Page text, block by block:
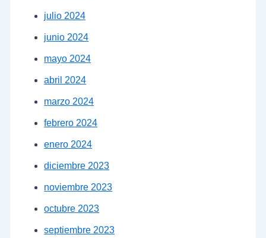
julio 2024
junio 2024
mayo 2024
abril 2024
marzo 2024
febrero 2024
enero 2024
diciembre 2023
noviembre 2023
octubre 2023
septiembre 2023